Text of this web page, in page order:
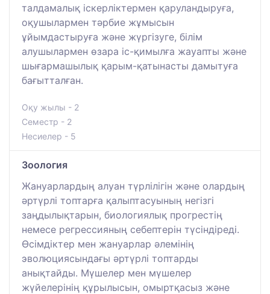
талдамалық іскерліктермен қаруландыруға,
оқушылармен тәрбие жұмысын
ұйымдастыруға және жүргізуге, білім
алушылармен өзара іс-қимылға жауапты және
шығармашылық қарым-қатынасты дамытуға
бағытталған.
Оқу жылы - 2
Семестр - 2
Несиелер - 5
Зоология
Жануарлардың алуан түрлілігін және олардың
әртүрлі топтарға қалыптасуының негізгі
заңдылықтарын, биологиялық прогрестің
немесе регрессияның себептерін түсіндіреді.
Өсімдіктер мен жануарлар әлемінің
эволюциясындағы әртүрлі топтарды
анықтайды. Мүшелер мен мүшелер
жүйелерінің құрылысын, омыртқасыз және